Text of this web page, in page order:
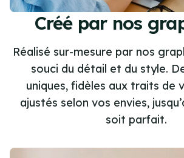
Créé par nos
Réalisé sur-mesure par nos
souci du détail et du style.
uniques, fidèles aux traits de
ajustés selon vos envies,
soit parfait.